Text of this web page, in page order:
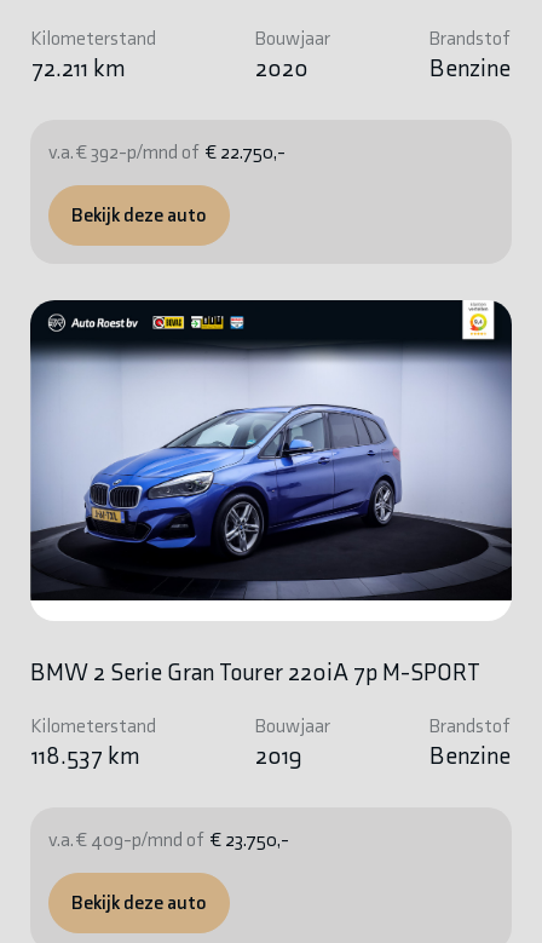
Kilometerstand
72.211 km
Bouwjaar
2020
Brandstof
Benzine
v.a. € 392-p/mnd of € 22.750,-
Bekijk deze auto
BMW 2 Serie Gran Tourer 220iA 7p M-SPORT
Kilometerstand
118.537 km
Bouwjaar
2019
Brandstof
Benzine
v.a. € 409-p/mnd of € 23.750,-
Bekijk deze auto